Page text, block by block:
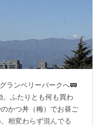
ランベリーパークへ🚃
ふたりとも何も買わ
かつ丼（梅）でお昼ご
相変わらず混んでる